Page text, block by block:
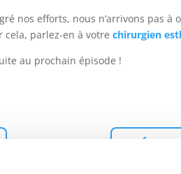
nos efforts, nous n’arrivons pas
cela, parlez-en à votrechirurgien
au prochain épisode !